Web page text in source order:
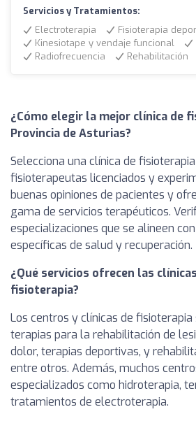
Servicios y Tratamientos:
Electroterapia
Fisioterapia
Kinesiotape y vendaje funcional
Radiofrecuencia
Rehabilitación
¿Cómo elegir la mejor clínica de
Provincia de Asturias?
Selecciona una clínica de
fisioterapeutas licenciados y
buenas opiniones de pacientes y
gama de servicios terapéuticos.
especializaciones que se alineen
específicas de salud y recuperación.
¿Qué servicios ofrecen las
fisioterapia?
Los centros y clínicas de
terapias para la rehabilitación de
dolor, terapias deportivas, y
entre otros. Además, muchos
especializados como hidroterapia,
tratamientos de electroterapia.